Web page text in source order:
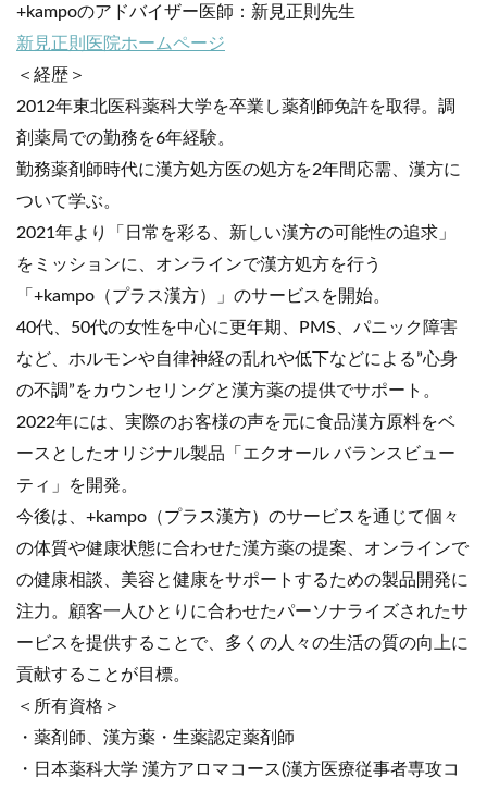
+kampoのアドバイザー医師：新見正則先生
新見正則医院ホームページ
＜経歴＞
2012年東北医科薬科大学を卒業し薬剤師免許を取得。調
剤薬局での勤務を6年経験。
勤務薬剤師時代に漢方処方医の処方を2年間応需、漢方に
ついて学ぶ。
2021年より「日常を彩る、新しい漢方の可能性の追求」
をミッションに、オンラインで漢方処方を行う
「+kampo（プラス漢方）」のサービスを開始。
40代、50代の女性を中心に更年期、PMS、パニック障害
など、ホルモンや自律神経の乱れや低下などによる”心身
の不調”をカウンセリングと漢方薬の提供でサポート。
2022年には、実際のお客様の声を元に食品漢方原料をベ
ースとしたオリジナル製品「エクオール バランスビュー
ティ」を開発。
今後は、+kampo（プラス漢方）のサービスを通じて個々
の体質や健康状態に合わせた漢方薬の提案、オンラインで
の健康相談、美容と健康をサポートするための製品開発に
注力。顧客一人ひとりに合わせたパーソナライズされたサ
ービスを提供することで、多くの人々の生活の質の向上に
貢献することが目標。
＜所有資格＞
・薬剤師、漢方薬・生薬認定薬剤師
・日本薬科大学 漢方アロマコース(漢方医療従事者専攻コ